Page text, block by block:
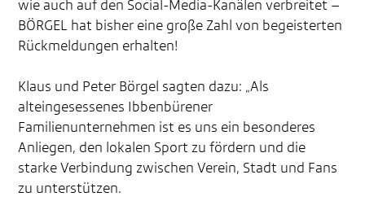
wie auch auf den Social-Media-Kanälen verbreitet –
BÖRGEL hat bisher eine große Zahl von begeisterten
Rückmeldungen erhalten!
Klaus und Peter Börgel sagten dazu: „Als
alteingesessenes Ibbenbürener
Familienunternehmen ist es uns ein besonderes
Anliegen, den lokalen Sport zu fördern und die
starke Verbindung zwischen Verein, Stadt und Fans
zu unterstützen.